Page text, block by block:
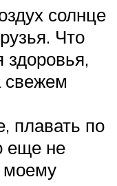
солнце
Что
свежем
плавать по
еще не
моему